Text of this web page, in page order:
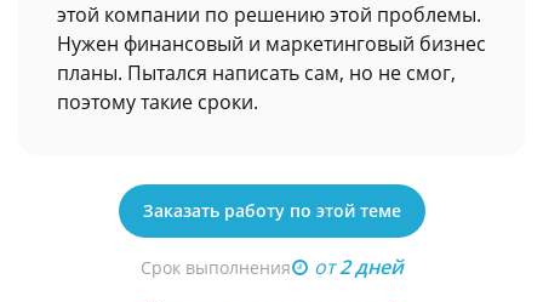
этой компании по решению этой проблемы.
Нужен финансовый и маркетинговый бизнес
планы. Пытался написать сам, но не смог,
поэтому такие сроки.
Заказать работу по этой теме
Срок выполнения от2 дней